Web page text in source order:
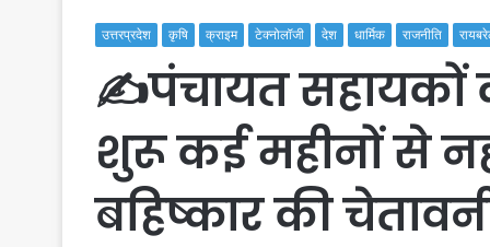
उत्तरप्रदेश कृषि क्राइम टेक्नोलॉजी देश धार्मिक राजनीति
✍️पंचायत सहायकों
शुरू कई महीनों से
बहिष्कार की